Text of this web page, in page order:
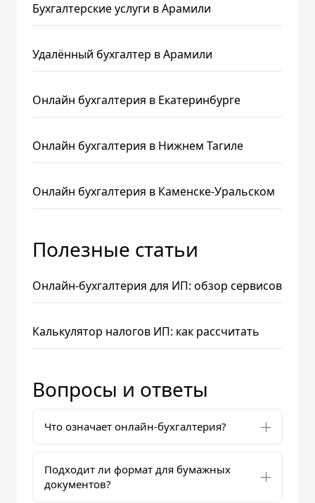
Бухгалтерские услуги в Арамили
Удалённый бухгалтер в Арамили
Онлайн бухгалтерия в Екатеринбурге
Онлайн бухгалтерия в Нижнем Тагиле
Онлайн бухгалтерия в Каменске-Уральском
Полезные статьи
Онлайн-бухгалтерия для ИП: обзор сервисов
Калькулятор налогов ИП: как рассчитать
Вопросы и ответы
Что означает онлайн-бухгалтерия?
Подходит ли формат для бумажных
документов?